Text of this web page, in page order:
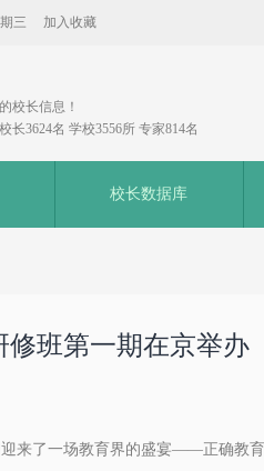
三 加入收藏
校长信息！
长3624名 学校3556所 专家814名
校长数据库
班第一期在京举办
迎来了一场教育界的盛宴——正确教育